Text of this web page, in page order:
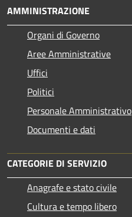
AMMINISTRAZIONE
Organi di Governo
Aree Amministrative
Uffici
Politici
Personale Amministrativo
Documenti e dati
CATEGORIE DI SERVIZIO
Anagrafe e stato civile
Cultura e tempo libero